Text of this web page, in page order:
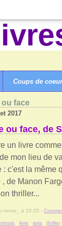
Coups de coeur
AUTRES
ou face
2017
ou face, de
un livre
mon lieu de
: c'est la même
, de Manon
thriller...
nemo_ à 20:25 -
livre avis thriller,